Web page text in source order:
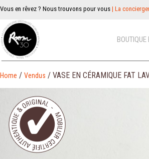
Vous en rêvez ? Nous trouvons pour vous | La
Home / Vendus / VASE EN CÉRAMIQUE FAT